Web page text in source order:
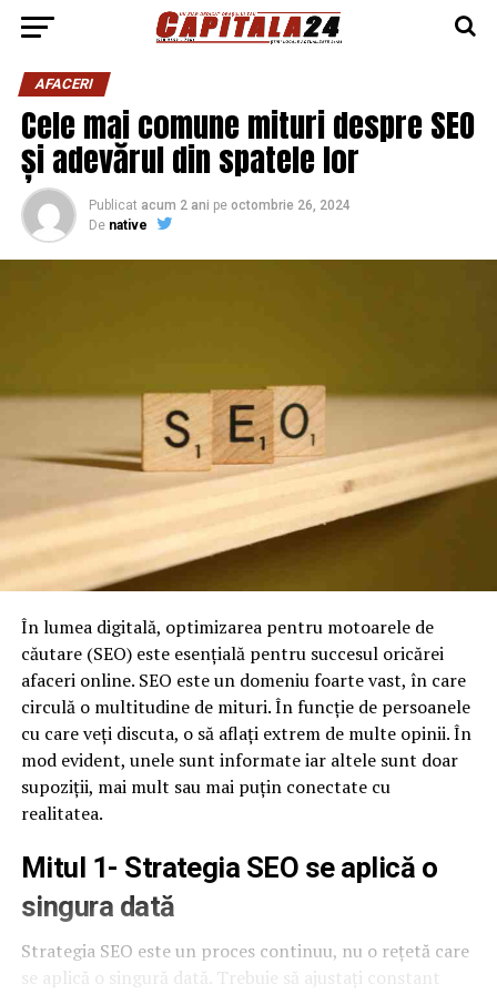
AFACERI
Cele mai comune mituri despre SEO
și adevărul din spatele lor
Publicat acum 2 ani pe octombrie 26, 2024
De native
În lumea digitală, optimizarea pentru motoarele de
căutare (SEO) este esențială pentru succesul oricărei
afaceri online. SEO este un domeniu foarte vast, în care
circulă o multitudine de mituri. În funcție de persoanele
cu care veți discuta, o să aflați extrem de multe opinii. În
mod evident, unele sunt informate iar altele sunt doar
supoziții, mai mult sau mai puțin conectate cu
realitatea.
Mitul 1- Strategia SEO se aplică o
singura dată
Strategia SEO este un proces continuu, nu o rețetă care
se aplică o singură dată. Trebuie să ajustați constant